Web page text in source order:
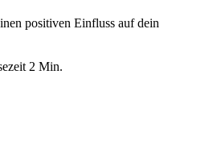
positiven Einfluss auf dein
2 Min.